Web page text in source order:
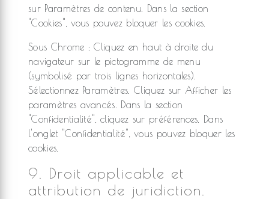
sur Paramètres de contenu. Dans la section
"Cookies", vous pouvez bloquer les cookies.
Sous Chrome : Cliquez en haut à droite du
navigateur sur le pictogramme de menu
(symbolisé par trois lignes horizontales).
Sélectionnez Paramètres. Cliquez sur Afficher les
paramètres avancés. Dans la section
"Confidentialité", cliquez sur préférences. Dans
l'onglet "Confidentialité", vous pouvez bloquer les
cookies.
9. Droit applicable et
attribution de juridiction.